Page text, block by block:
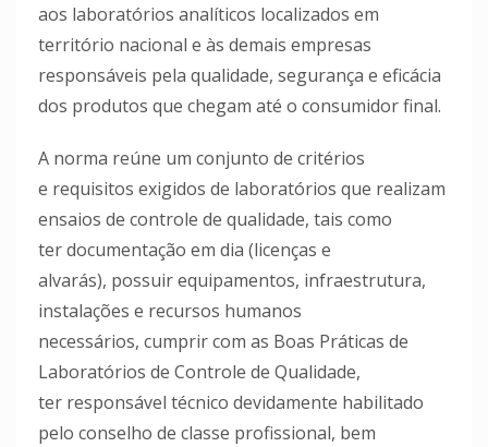
aos laboratórios analíticos localizados em
território nacional e às demais empresas
responsáveis pela qualidade, segurança e eficácia
dos produtos que chegam até o consumidor final.
A norma reúne um conjunto de critérios
e requisitos exigidos de laboratórios que realizam
ensaios de controle de qualidade, tais como
ter documentação em dia (licenças e
alvarás), possuir equipamentos, infraestrutura,
instalações e recursos humanos
necessários, cumprir com as Boas Práticas de
Laboratórios de Controle de Qualidade,
ter responsável técnico devidamente habilitado
pelo conselho de classe profissional, bem